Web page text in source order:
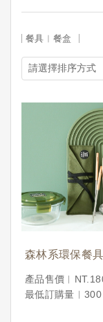
餐具︱餐盒
森林系環保餐
產品售價
最低訂購量